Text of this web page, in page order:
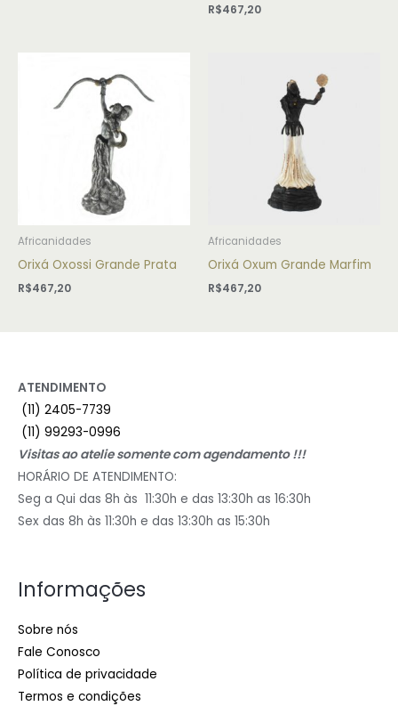
R$467,20
Africanidades
Orixá Oxossi Grande Prata
R$467,20
Africanidades
Orixá Oxum Grande Marfim
R$467,20
ATENDIMENTO
(11) 2405-7739
(11) 99293-0996
Visitas ao atelie somente com agendamento !!!
HORÁRIO DE ATENDIMENTO:
Seg a Qui das 8h às 11:30h e das 13:30h as 16:30h
Sex das 8h às 11:30h e das 13:30h as 15:30h
Informações
Sobre nós
Fale Conosco
Política de privacidade
Termos e condições